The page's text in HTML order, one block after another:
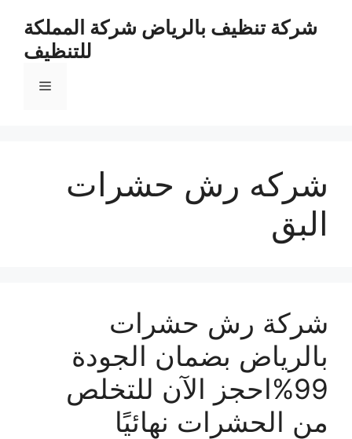
شركة تنظيف بالرياض شركة المملكة
للتنظيف
القائمة
شركه رش حشرات
البق
شركة رش حشرات
بالرياض بضمان الجودة
99%احجز الآن للتخلص
من الحشرات نهائيًا